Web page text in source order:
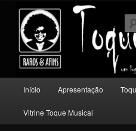
conteúdo
principalToque Musical
Um lugar para quem escuta música
principal
Início Apresentação
Vitrine Toque Musical